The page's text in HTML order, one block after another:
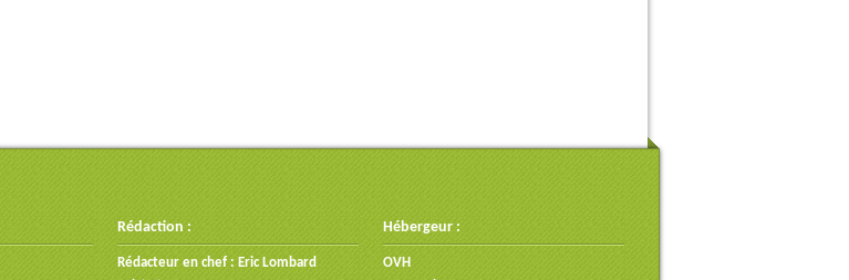
Rédaction :
Rédacteur en chef : Eric Lombard
Hébergeur :
OVH